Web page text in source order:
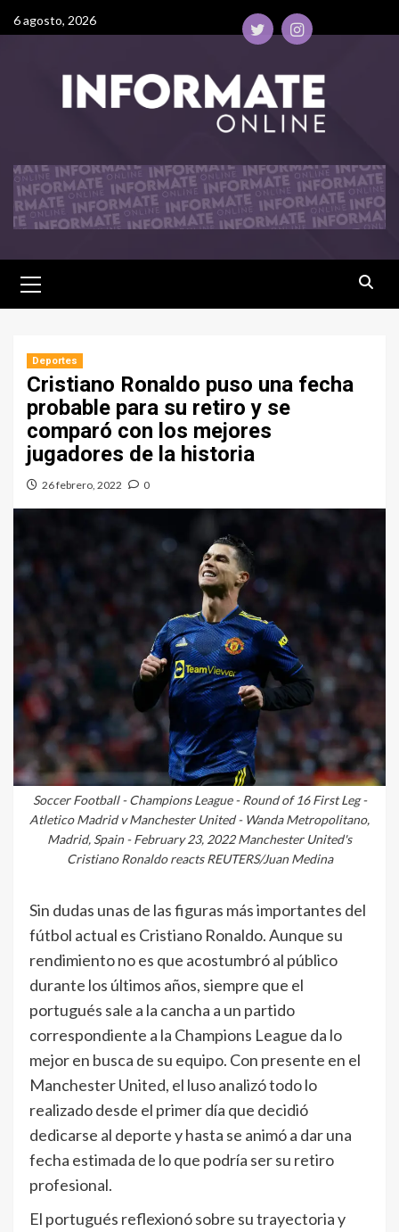
6 agosto, 2026
Deportes
Cristiano Ronaldo puso una fecha
probable para su retiro y se
comparó con los mejores
jugadores de la historia
26 febrero, 2022 0
Soccer Football - Champions League - Round of 16 First Leg -
Atletico Madrid v Manchester United - Wanda Metropolitano,
Madrid, Spain - February 23, 2022 Manchester United's
Cristiano Ronaldo reacts REUTERS/Juan Medina
Sin dudas unas de las figuras más importantes del
fútbol actual es Cristiano Ronaldo. Aunque su
rendimiento no es que acostumbró al público
durante los últimos años, siempre que el
portugués sale a la cancha a un partido
correspondiente a la Champions League da lo
mejor en busca de su equipo. Con presente en el
Manchester United, el luso analizó todo lo
realizado desde el primer día que decidió
dedicarse al deporte y hasta se animó a dar una
fecha estimada de lo que podría ser su retiro
profesional.
El portugués reflexionó sobre su trayectoria y